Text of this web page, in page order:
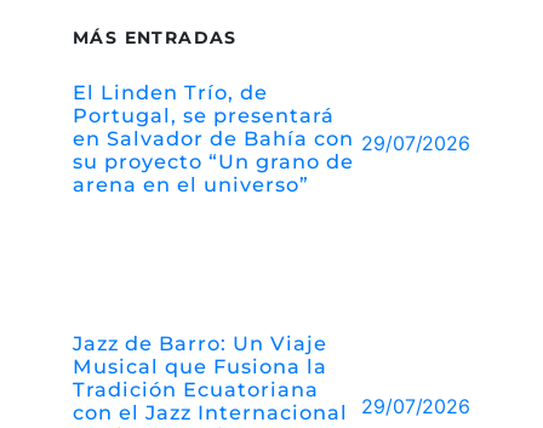
MÁS ENTRADAS
El Linden Trío, de
Portugal, se presentará
en Salvador de Bahía con
su proyecto “Un grano de
arena en el universo”
29/07/2026
Jazz de Barro: Un Viaje
Musical que Fusiona la
Tradición Ecuatoriana
con el Jazz Internacional
29/07/2026